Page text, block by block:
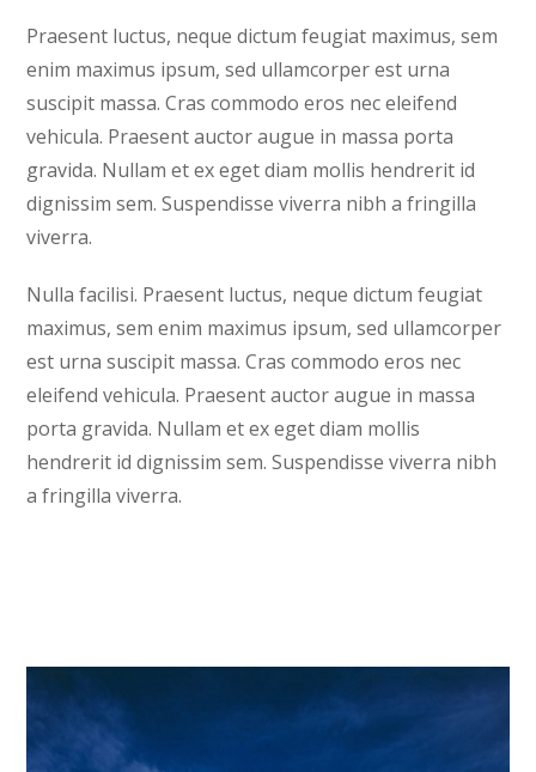
Praesent luctus, neque dictum feugiat maximus, sem
enim maximus ipsum, sed ullamcorper est urna
suscipit massa. Cras commodo eros nec eleifend
vehicula. Praesent auctor augue in massa porta
gravida. Nullam et ex eget diam mollis hendrerit id
dignissim sem. Suspendisse viverra nibh a fringilla
viverra.
Nulla facilisi. Praesent luctus, neque dictum feugiat
maximus, sem enim maximus ipsum, sed ullamcorper
est urna suscipit massa. Cras commodo eros nec
eleifend vehicula. Praesent auctor augue in massa
porta gravida. Nullam et ex eget diam mollis
hendrerit id dignissim sem. Suspendisse viverra nibh
a fringilla viverra.